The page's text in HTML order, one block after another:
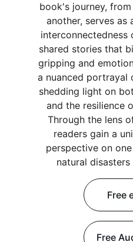
book's journey,
another, serves
interconnectedness
shared stories that
gripping and
a nuanced portrayal
shedding light on
and the resilience
Through the lens
readers gain a
perspective on
natural
Free
Free